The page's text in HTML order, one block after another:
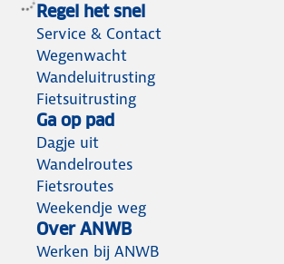
Regel het snel
Service & Contact
Wegenwacht
Wandeluitrusting
Fietsuitrusting
Ga op pad
Dagje uit
Wandelroutes
Fietsroutes
Weekendje weg
Over ANWB
Werken bij ANWB